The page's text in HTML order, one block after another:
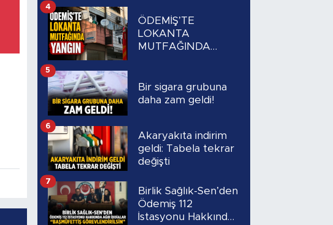
POLİKLİNİK
PROGRAMI
ÖDEMİŞ’TE
LOKANTA
MUTFAĞINDA
4
Bir sigara grubuna
daha zam geldi!
5
Akaryakıta indirim
geldi: Tabela tekrar
değişti
6
Birlik Sağlık-Sen’den
Ödemiş 112
İstasyonu Hakkında
7